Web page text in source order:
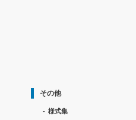
その他
様式集